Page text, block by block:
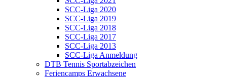
SCC-Liga 2020
SCC-Liga 2019
SCC-Liga 2018
SCC-Liga 2017
SCC-Liga 2013
SCC-Liga Anmeldung
DTB Tennis Sportabzeichen
Feriencamps Erwachsene